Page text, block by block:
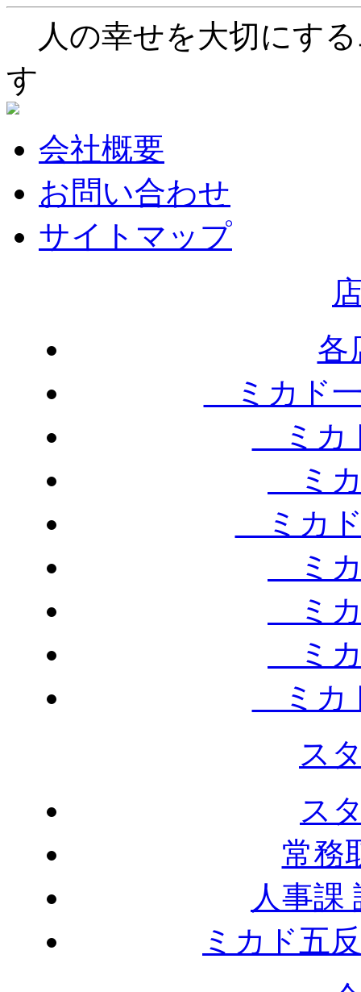
人の幸せを大切にす
す
会社概要
お問い合わせ
サイトマップ
各
ミカド
ミカ
ミカ
ミカド
ミカ
ミカ
ミカ
ミカ
ス
ス
常務
人事課
ミカド五